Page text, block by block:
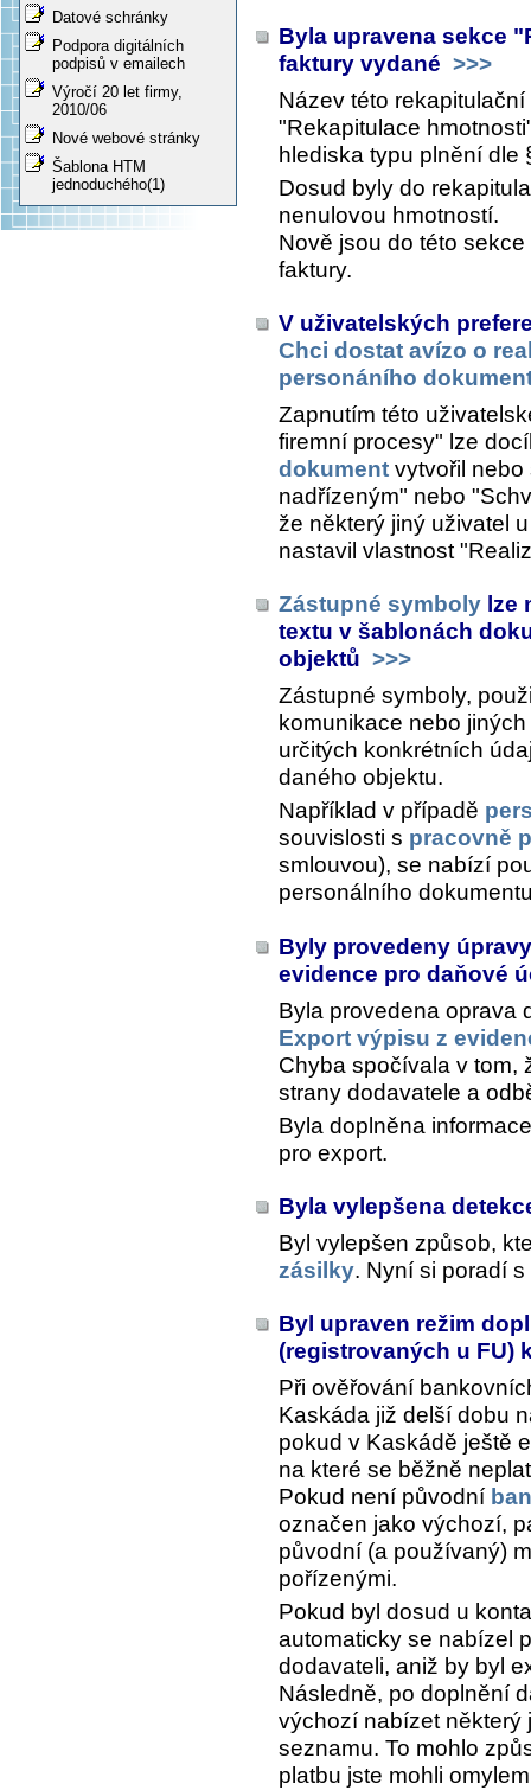
Datové schránky
Podpora digitálních
podpisů v emailech
Výročí 20 let firmy,
2010/06
Nové webové stránky
Šablona HTM
jednoduchého(1)
Byla upravena sekce
faktury vydané >>>
Název této
"Rekapitulace
hlediska typu plnění dle
Dosud byly do
nenulovou hmotností.
Nově jsou do této
faktury.
V uživatelských
Chci dostat avízo o
personáního
Zapnutím této
firemní procesy" lze
dokument vytvořil nebo
nadřízeným" nebo
že některý jiný uživatel
nastavil vlastnost
Zástupné symboly lze
textu v šablonách
objektů >>>
Zástupné symboly,
komunikace nebo
určitých konkrétních
daného objektu.
Například v případě
souvislosti s pracovně
smlouvou), se nabízí
personálního
Byly provedeny
evidence pro daňové
Byla provedena oprava
Export výpisu z
Chyba spočívala v tom,
strany dodavatele a
Byla doplněna
pro export.
Byla vylepšena
Byl vylepšen způsob,
zásilky. Nyní si poradí
Byl upraven režim
(registrovaných u FU)
Při ověřování
Kaskáda již delší dobu
pokud v Kaskádě ještě
na které se běžně
Pokud není původní
označen jako výchozí,
původní (a používaný)
pořízenými.
Pokud byl dosud u
automaticky se nabízel
dodavateli, aniž by byl
Následně, po doplnění
výchozí nabízet některý
seznamu. To mohlo
platbu jste mohli